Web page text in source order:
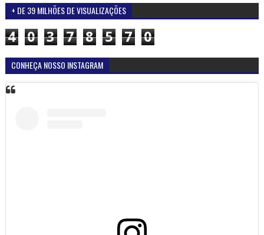
+ DE 39 MILHÕES DE VISUALIZAÇÕES
4 0 3 7 8 5 7 0
CONHEÇA NOSSO INSTAGRAM